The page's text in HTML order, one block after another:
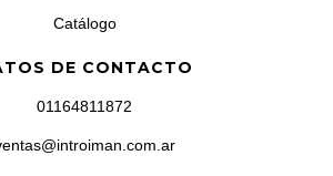
Catálogo
DE CONTACTO
01164811872